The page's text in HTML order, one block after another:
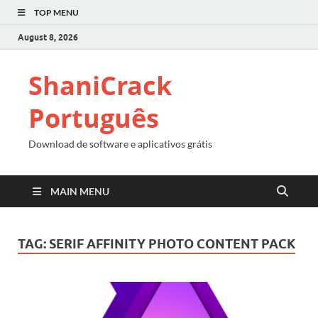
TOP MENU
August 8, 2026
ShaniCrack
Português
Download de software e aplicativos grátis
MAIN MENU
TAG: SERIF AFFINITY PHOTO CONTENT PACK